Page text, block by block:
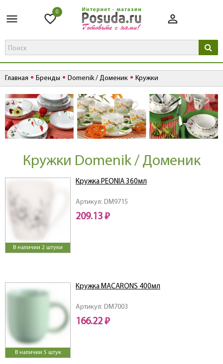
0
Главная Бренды Domenik / Доменик Кружки
Кружки Domenik / Доменик
В наличии 2 штуки
Артикул: DM9715
Кружка PEONIA 360мл
209.13 ₽
В наличии 5 штук
Артикул: DM7003
Кружка MACARONS 400мл
166.22 ₽